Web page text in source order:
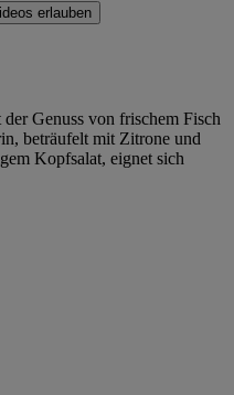
erlauben
Genuss von frischem Fisch
beträufelt mit Zitrone und
Kopfsalat, eignet sich